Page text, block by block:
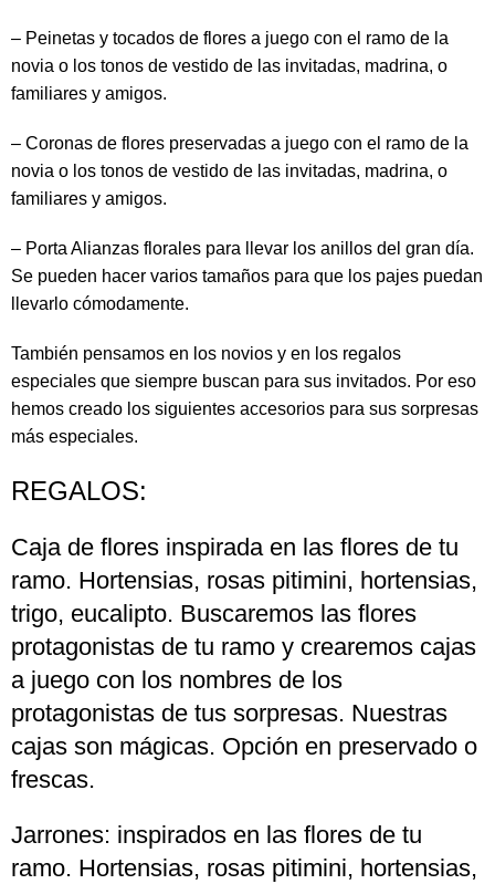
– Peinetas y tocados de flores a juego con el ramo de la
novia o los tonos de vestido de las invitadas, madrina, o
familiares y amigos.
– Coronas de flores preservadas a juego con el ramo de la
novia o los tonos de vestido de las invitadas, madrina, o
familiares y amigos.
– Porta Alianzas florales para llevar los anillos del gran día.
Se pueden hacer varios tamaños para que los pajes puedan
llevarlo cómodamente.
También pensamos en los novios y en los regalos
especiales que siempre buscan para sus invitados. Por eso
hemos creado los siguientes accesorios para sus sorpresas
más especiales.
REGALOS:
Caja de flores inspirada en las flores de tu
ramo. Hortensias, rosas pitimini, hortensias,
trigo, eucalipto. Buscaremos las flores
protagonistas de tu ramo y crearemos cajas
a juego con los nombres de los
protagonistas de tus sorpresas. Nuestras
cajas son mágicas. Opción en preservado o
frescas.
Jarrones: inspirados en las flores de tu
ramo. Hortensias, rosas pitimini, hortensias,